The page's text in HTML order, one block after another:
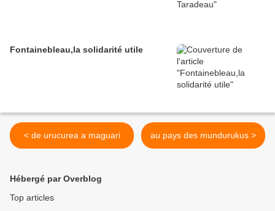
Fontainebleau,la solidarité utile
< de urucurea a maguari au pays des mundurukus >
Hébergé par Overblog
Top articles